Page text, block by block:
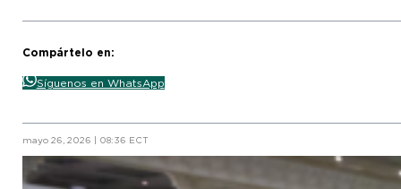
Compártelo en:
Síguenos en WhatsApp
mayo 26, 2026 | 08:36 ECT